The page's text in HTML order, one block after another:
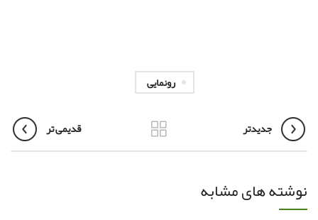
رونمایی
جدیدتر قدیمی تر
نوشته های مشابه